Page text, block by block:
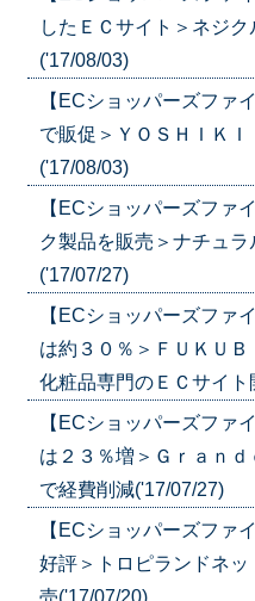
したＥＣサイト＞ネジ
('17/08/03)
【ECショッパーズフ
で販促＞ＹＯＳＨＩＫ
('17/08/03)
【ECショッパーズフ
ク製品を販売＞ナチュ
('17/07/27)
【ECショッパーズフ
は約３０％＞ＦＵＫＵ
化粧品専門のＥＣサイト
【ECショッパーズフ
は２３％増＞Ｇｒａｎ
で経費削減('17/07/27)
【ECショッパーズフ
好評＞トロピランドネ
売('17/07/20)